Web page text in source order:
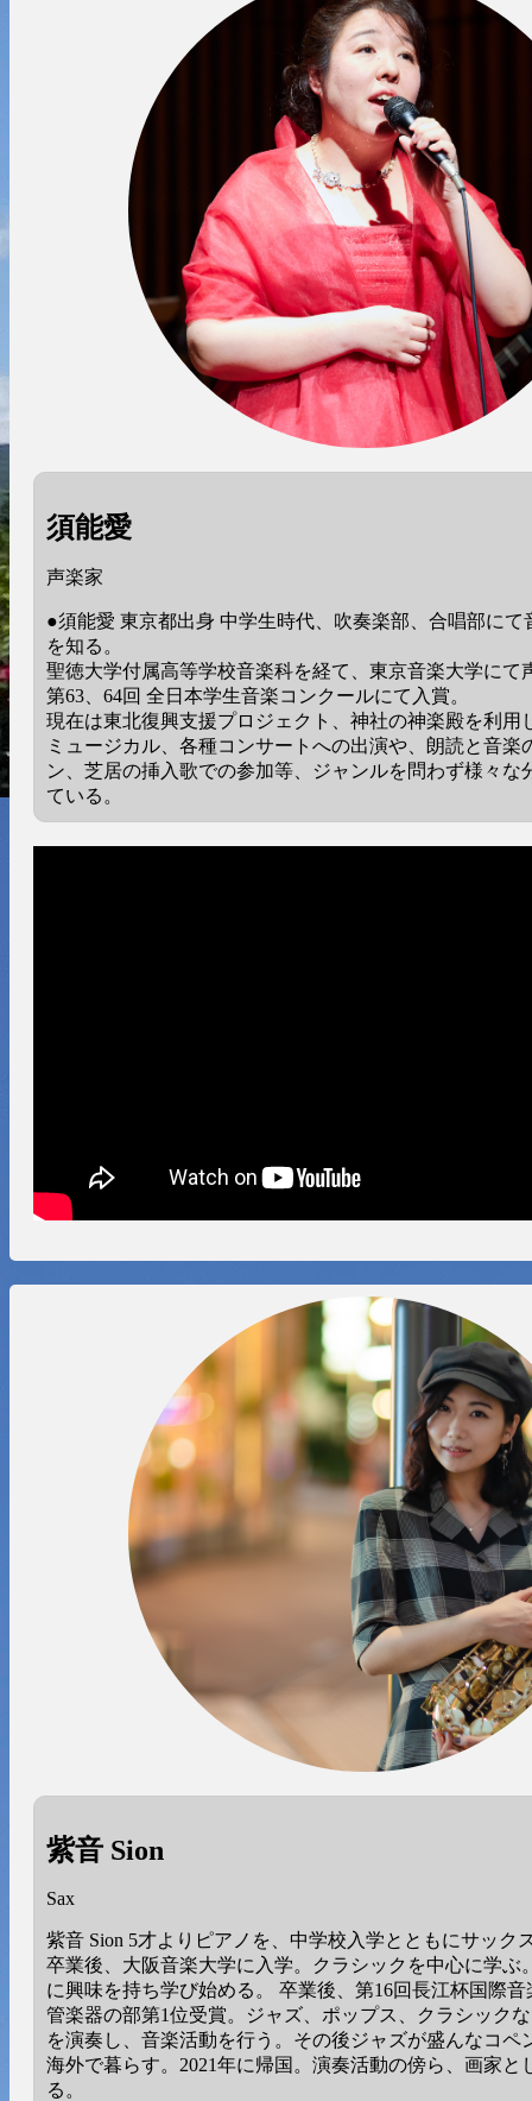
須能愛
声楽家
●須能愛 東京都出身 中学生時代、吹奏楽部、合唱部にて
を知る。
聖徳大学付属高等学校音楽科を経て、東京音楽大学にて
第63、64回 全日本学生音楽コンクールにて入賞。
現在は東北復興支援プロジェクト、神社の神楽殿を利用
ミュージカル、各種コンサートへの出演や、朗読と音楽
ン、芝居の挿入歌での参加等、ジャンルを問わず様々な
ている。
紫音 Sion
Sax
紫音 Sion 5才よりピアノを、中学校入学とともにサック
卒業後、大阪音楽大学に入学。クラシックを中心に学ぶ
に興味を持ち学び始める。 卒業後、第16回長江杯国際
管楽器の部第1位受賞。ジャズ、ポップス、クラシック
を演奏し、音楽活動を行う。その後ジャズが盛んなコペ
海外で暮らす。2021年に帰国。演奏活動の傍ら、画家と
る。